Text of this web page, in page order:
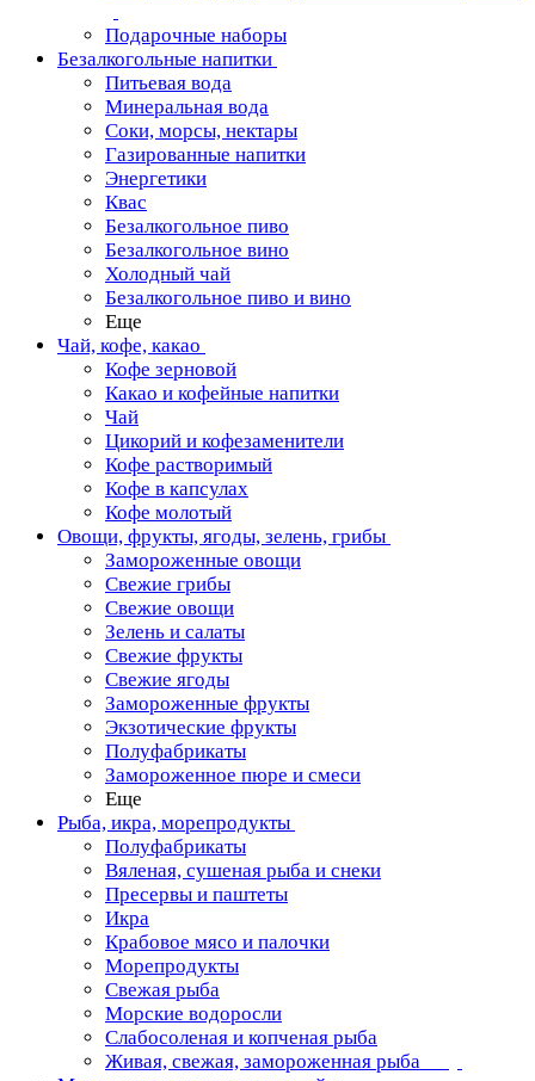
Подарочные наборы
Безалкогольные напитки
Питьевая вода
Минеральная вода
Соки, морсы, нектары
Газированные напитки
Энергетики
Квас
Безалкогольное пиво
Безалкогольное вино
Холодный чай
Безалкогольное пиво и вино
Еще
Чай, кофе, какао
Кофе зерновой
Какао и кофейные напитки
Чай
Цикорий и кофезаменители
Кофе растворимый
Кофе в капсулах
Кофе молотый
Овощи, фрукты, ягоды, зелень, грибы
Замороженные овощи
Свежие грибы
Свежие овощи
Зелень и салаты
Свежие фрукты
Свежие ягоды
Замороженные фрукты
Экзотические фрукты
Полуфабрикаты
Замороженное пюре и смеси
Еще
Рыба, икра, морепродукты
Полуфабрикаты
Вяленая, сушеная рыба и снеки
Пресервы и паштеты
Икра
Крабовое мясо и палочки
Морепродукты
Свежая рыба
Морские водоросли
Слабосоленая и копченая рыба
Живая, свежая, замороженная рыба